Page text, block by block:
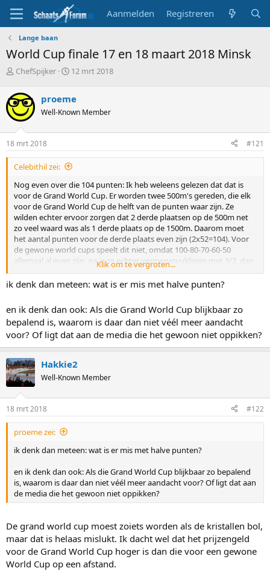
Aanmelden Registreren
Lange baan
World Cup finale 17 en 18 maart 2018 Minsk
T
p
i
c
s
t
a
r
t
r
ChefSpijker
S
r
t
a
u
m
12 mrt 2018
proeme
Well-Known Member
18 mrt 2018 #121
Celebithil zei:
Nog even over die 104 punten: Ik heb weleens gelezen dat dat is
voor de Grand World Cup. Er worden twee 500m's gereden, die elk
voor de Grand World Cup de helft van de punten waar zijn. Ze
wilden echter ervoor zorgen dat 2 derde plaatsen op de 500m net
zo veel waard was als 1 derde plaats op de 1500m. Daarom moet
het aantal punten voor de derde plaats even zijn (2x52=104). Voor
de gewone world cups speelt dit niet, omdat 100-80-70-60-50
allemaal al even zijn, ga je ze echter vermenigvuldigen met 3/2, dan
Dan blijf ik het wel vreemd vinden dat ze dan de scores voor de
afstand world cups zijn, en ook voor de team pursuit world cup (die
niet meetelt voor de grand world cup), maar goed.
Klik om te vergroten...
ik denk dan meteen: wat is er mis met halve punten?
en ik denk dan ook: Als die Grand World Cup blijkbaar zo
bepalend is, waarom is daar dan niet véél meer aandacht
voor? Of ligt dat aan de media die het gewoon niet oppikken?
Hakkie2
Well-Known Member
18 mrt 2018 #122
proeme zei:
ik denk dan meteen: wat is er mis met halve punten?
en ik denk dan ook: Als die Grand World Cup blijkbaar zo bepalend
is, waarom is daar dan niet véél meer aandacht voor? Of ligt dat aan
de media die het gewoon niet oppikken?
De grand world cup moest zoiets worden als de kristallen bol,
maar dat is helaas mislukt. Ik dacht wel dat het prijzengeld
voor de Grand World Cup hoger is dan die voor een gewone
World Cup op een afstand.